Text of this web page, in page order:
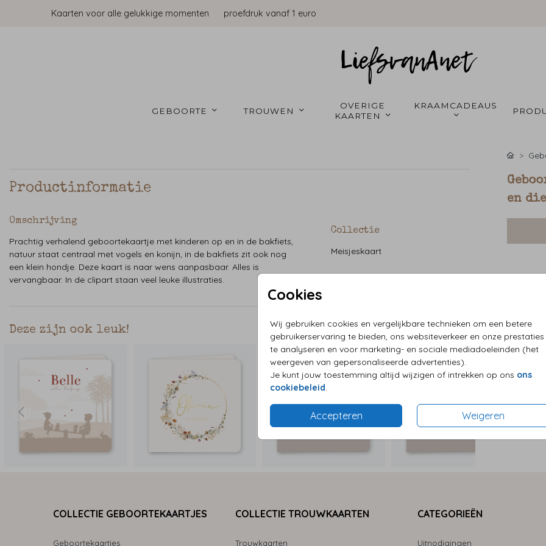
Kaarten voor alle gelukkige momenten proefdruk vanaf 1 euro
GEBOORTE TROUWEN
OVERIGE
KAARTEN
Cookies
Wij gebruiken cookies en vergelijkbare technieken om een betere
gebruikerservaring te bieden, ons websiteverkeer en onze prestaties
te analyseren en voor marketing- en sociale mediadoeleinden (het
weergeven van gepersonaliseerde advertenties).
Je kunt jouw toestemming altijd wijzigen of intrekken op ons ons
cookiebeleid
Accepteren Weigeren
Productinformatie
Omschrijving
Prachtig verhalend geboortekaartje met kinderen op en in de bakfiets,
natuur staat centraal met vogels en konijn, in de bakfiets zit ook nog
een klein hondje. Deze kaart is naar wens aanpasbaar. Alles is
vervangbaar. In de clipart staan veel leuke illustraties.
Collectie
Meisjeskaart
Deze zijn ook leuk!
en
COLLECTIE GEBOORTEKAARTJES
Geboortekaartjes
COLLECTIE TROUWKAARTEN
Trouwkaarten
CATEGORIEËN
Uitnodigingen